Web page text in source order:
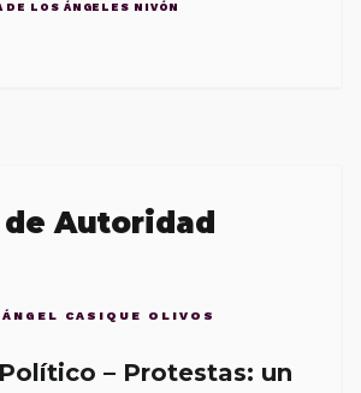
DE LOS ÁNGELES NIVÓN
Autoridad
CASIQUE OLIVOS
– Protestas: un